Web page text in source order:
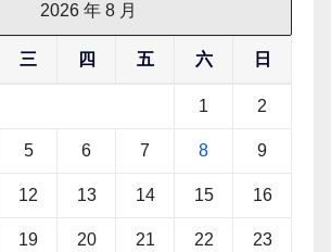
2026 年 8 月
三 四 五 六 日
1 2
5 6 7 8 9
12 13 14 15 16
19 20 21 22 23